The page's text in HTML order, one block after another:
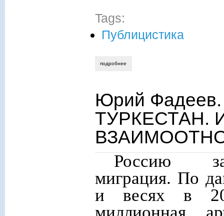
Tags:
Публицистика
подробнее
Юрий
ТУРКЕСТАН.
Россию
миграция. По
и весях в